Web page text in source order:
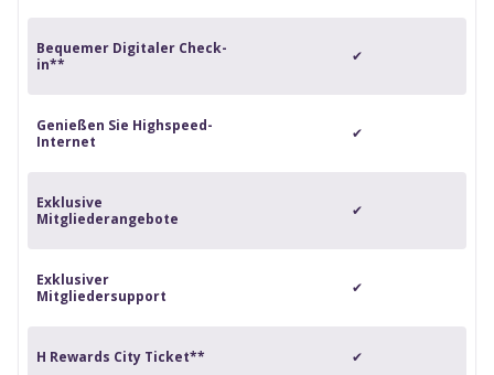
Bequemer Digitaler Check-
in**
✔
Genießen Sie Highspeed-
Internet
✔
Exklusive
Mitgliederangebote
✔
Exklusiver
Mitgliedersupport
✔
H Rewards City Ticket** ✔